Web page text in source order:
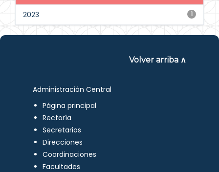
1
2023
Volver arriba ∧
Administración Central
Página principal
Rectoría
Secretarios
Direcciones
Coordinaciones
Facultades